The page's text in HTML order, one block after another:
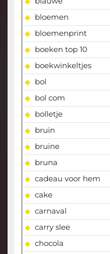
bloemen
bloemenprint
boeken top 10
boekwinkeltjes
bol
bol com
bolletje
bruin
bruine
bruna
cadeau voor hem
cake
carnaval
carry slee
chocola